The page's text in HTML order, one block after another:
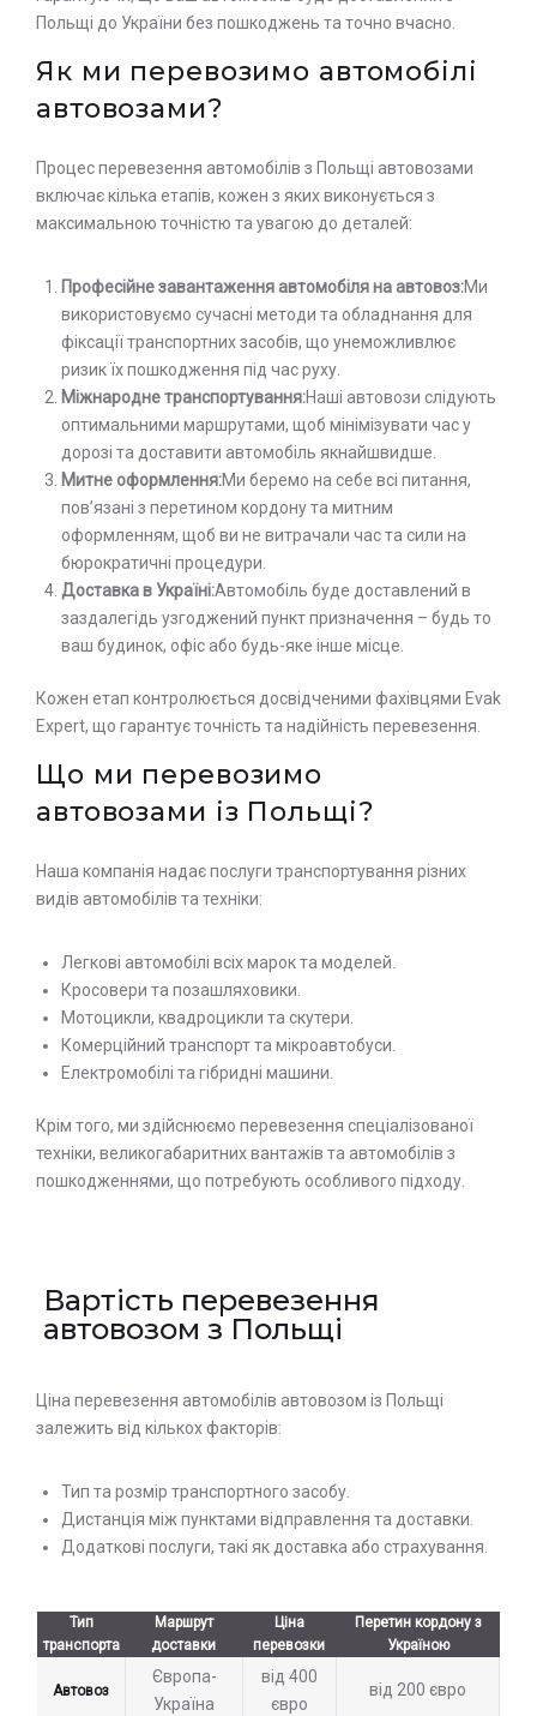
Польщі до України без пошкоджень та точно вчасно.
Як ми перевозимо автомобілі
автовозами?
Процес перевезення автомобілів з Польщі автовозами
включає кілька етапів, кожен з яких виконується з
максимальною точністю та увагою до деталей:
Професійне завантаження автомобіля на автовоз:Ми
використовуємо сучасні методи та обладнання для
фіксації транспортних засобів, що унеможливлює
ризик їх пошкодження під час руху.
Міжнародне транспортування:Наші автовози слідують
оптимальними маршрутами, щоб мінімізувати час у
дорозі та доставити автомобіль якнайшвидше.
Митне оформлення:Ми беремо на себе всі питання,
пов’язані з перетином кордону та митним
оформленням, щоб ви не витрачали час та сили на
бюрократичні процедури.
Доставка в Україні:Автомобіль буде доставлений в
заздалегідь узгоджений пункт призначення – будь то
ваш будинок, офіс або будь-яке інше місце.
Кожен етап контролюється досвідченими фахівцями Evak
Expert, що гарантує точність та надійність перевезення.
Що ми перевозимо
автовозами із Польщі?
Наша компанія надає послуги транспортування різних
видів автомобілів та техніки:
Легкові автомобілі всіх марок та моделей.
Кросовери та позашляховики.
Мотоцикли, квадроцикли та скутери.
Комерційний транспорт та мікроавтобуси.
Електромобілі та гібридні машини.
Крім того, ми здійснюємо перевезення спеціалізованої
техніки, великогабаритних вантажів та автомобілів з
пошкодженнями, що потребують особливого підходу.
Вартість перевезення
автовозом з Польщі
Ціна перевезення автомобілів автовозом із Польщі
залежить від кількох факторів:
Тип та розмір транспортного засобу.
Дистанція між пунктами відправлення та доставки.
Додаткові послуги, такі як доставка або страхування.
Тип
транспорта
Маршрут
доставки
Ціна
перевозки
Перетин кордону з
Україною
Автовоз
Європа-
Україна
від 400
євро
від 200 євро
оператором
оператором